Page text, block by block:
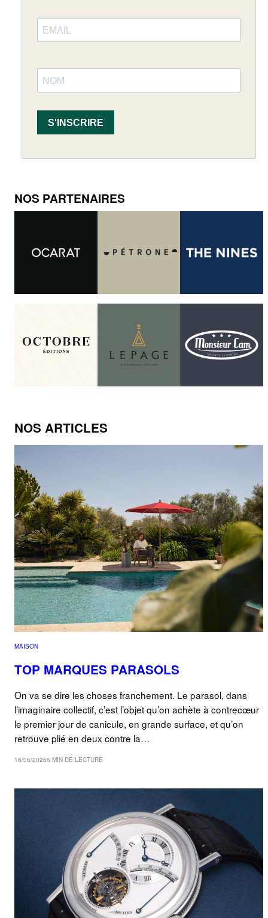
S'INSCRIRE
NOS PARTENAIRES
NOS ARTICLES
MAISON
TOP MARQUES PARASOLS
On va se dire les choses franchement. Le parasol, dans
l’imaginaire collectif, c’est l’objet qu’on achète à contrecœur
le premier jour de canicule, en grande surface, et qu’on
retrouve plié en deux contre la…
16/06/20266 MIN DE LECTURE